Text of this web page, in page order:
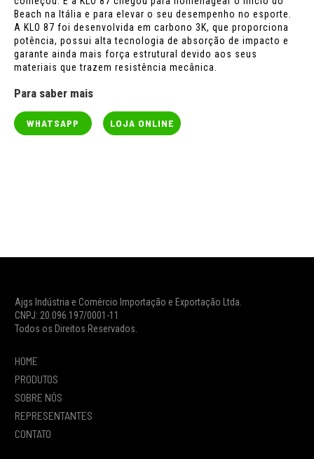
Beach na Itália e para elevar o seu desempenho no esporte.
A KLO 87 foi desenvolvida em carbono 3K, que proporciona
potência, possui alta tecnologia de absorção de impacto e
garante ainda mais força estrutural devido aos seus
materiais que trazem resistência mecânica.
Para saber mais
WHATSAPP LOJA ONLINE
HOME
PRODUTOS
SOBRE NÓS
REPRESENTANTES
CONTATO
Ajgs Indústria e Comércio Importação e Exportação Ltda.
CNPJ: 20.096.197/0001-11
Todos os Direitos Reservados.